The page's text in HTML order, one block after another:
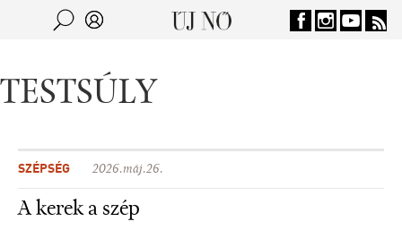
Jump to navigation
TESTSÚLY
SZÉPSÉG 2026.máj.26.
A kerek a szép